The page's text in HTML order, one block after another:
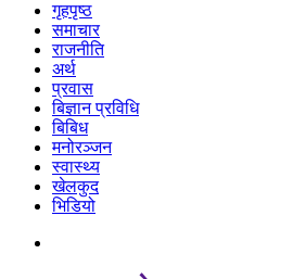
गृहपृष्ठ
समाचार
राजनीति
अर्थ
प्रवास
बिज्ञान प्रविधि
बिबिध
मनोरञ्जन
स्वास्थ्य
खेलकुद
भिडियो